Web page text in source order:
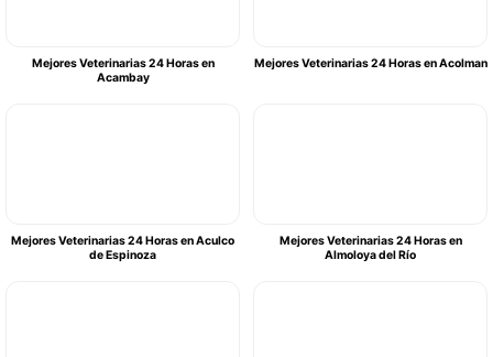
Mejores Veterinarias 24 Horas en
Acambay
Mejores Veterinarias 24 Horas en Acolman
Mejores Veterinarias 24 Horas en Aculco
de Espinoza
Mejores Veterinarias 24 Horas en
Almoloya del Río